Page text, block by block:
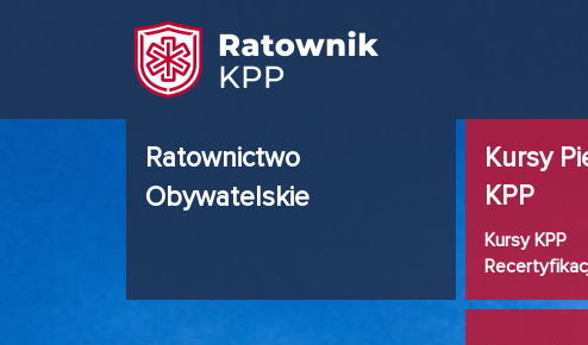
Ratownictwo
Obywatelskie
Kursy
KPP
Kursy KPP